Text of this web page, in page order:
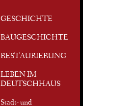
GESCHICHTE
BAUGESCHICHTE
RESTAURIERUNG
LEBEN IM
DEUTSCHHAUS
Stadt- und